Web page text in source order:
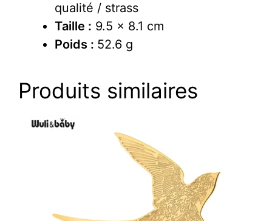
qualité / strass
Taille : 9.5 x 8.1 cm
Poids : 52.6 g
Produits similaires